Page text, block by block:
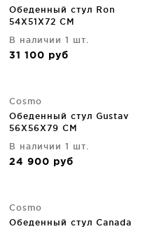
Обеденный стул Ron
54X51X72 CM
В наличии 1 шт.
31 100 руб
Cosmo
Обеденный стул Gustav
56X56X79 CM
В наличии 1 шт.
24 900 руб
Cosmo
Обеденный стул Canada